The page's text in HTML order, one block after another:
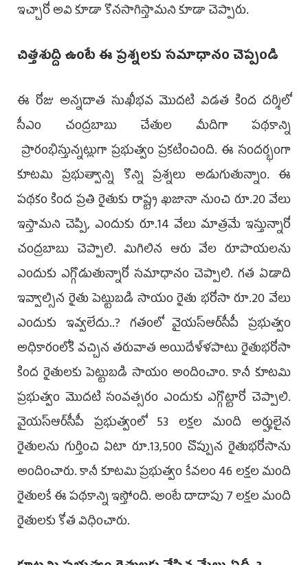
ఇచ్చారో అవి కూడా కొనసాగిస్తామని కూడా చెప్పారు.
చిత్తశుద్ది ఉంటే ఈ ప్రశ్నలకు సమాధానం చెప్పండి
ఈ రోజు అన్నదాత సుఖీభవ మొదటి విడత కింద దర్శిలో
సీఎం చంద్రబాబు చేతుల మీదిగా పథకాన్ని
ప్రారంభిస్తున్నట్లుగా ప్రభుత్వం ప్రకటించింది. ఈ సందర్భంగా
కూటమి ప్రభుత్వాన్ని కొన్ని ప్రశ్నలు అడుగుతున్నాం. ఈ
పథకం కింద ప్రతి రైతుకు రాష్ట్ర ఖజానా నుంచి రూ.20 వేలు
ఇస్తామని చెప్పి, ఎందుకు రూ.14 వేలు మాత్రమే ఇస్తున్నారో
చంద్రబాబు చెప్పాలి. మిగిలిన ఆరు వేల రూపాయలను
ఎందుకు ఎగ్గొడుతున్నారో సమాధానం చెప్పాలి. గత ఏడాది
ఇవ్వాల్సిన రైతు పెట్టుబడి సాయం రైతు భరోసా రూ.20 వేలు
ఎందుకు ఇవ్వలేదు..? గతంలో వైయస్ఆర్‌సీపీ ప్రభుత్వం
అధికారంలోకి వచ్చిన తరువాత అయిదేళ్ళపాటు రైతుభరోసా
కింద రైతులకు పెట్టుబడి సాయం అందించాం. కానీ కూటమి
ప్రభుత్వం మొదటి సంవత్సరం ఎందుకు ఎగ్గొట్టారో చెప్పాలి.
వైయస్ఆర్‌సీపీ ప్రభుత్వంలో 53 లక్షల మంది అర్హులైన
రైతులను గుర్తించి ఏటా రూ.13,500 చొప్పున రైతుభరోసాను
అందించారు. కానీ కూటమి ప్రభుత్వం కేవలం 46 లక్షల మంది
రైతులకే ఈ పథకాన్ని ఇస్తోంది. అంటే దాదాపు 7 లక్షల మంది
రైతులకు కోత విధించారు.